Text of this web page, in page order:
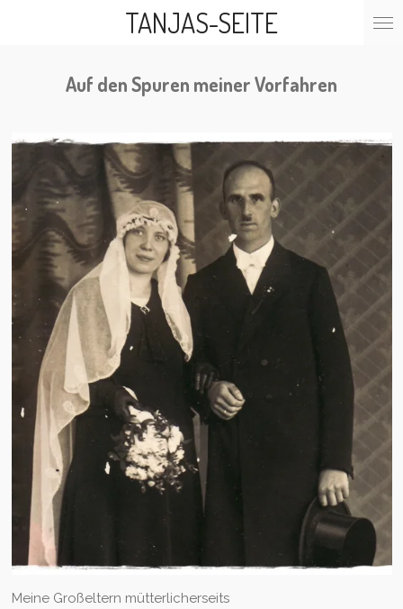
TANJAS-SEITE
Auf den Spuren meiner Vorfahren
Meine Großeltern mütterlicherseits